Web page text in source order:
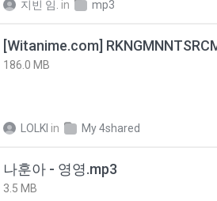
지빈 임. in mp3
186.0 MB
LOLKI in My 4shared
나훈아 - 영영.mp3
3.5 MB